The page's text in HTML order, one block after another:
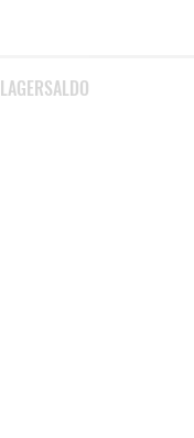
LAGERSALDO